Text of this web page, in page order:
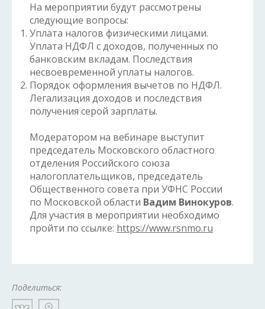
На мероприятии будут рассмотрены
следующие вопросы:
Уплата налогов физическими лицами.
Уплата НДФЛ с доходов, полученных по
банковским вкладам. Последствия
несвоевременной уплаты налогов.
Порядок оформления вычетов по НДФЛ.
Легализация доходов и последствия
получения серой зарплаты.
Модератором на вебинаре выступит
председатель Московского областного
отделения Российского союза
налогоплательщиков, председатель
Общественного совета при УФНС России
по Московской области Вадим Винокуров.
Для участия в мероприятии необходимо
пройти по ссылке: https://www.rsnmo.ru
Поделиться: